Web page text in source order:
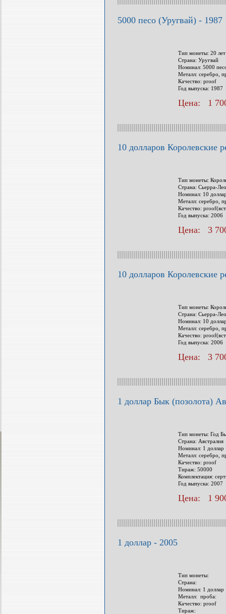
5000 песо (Уругвай) - 1987
Тип монеты: 20
Страна: Уругвай
Номинал: 5000
Металл: серебро,
Качество: proof
Год выпуска: 1987
Цена: 1
10 долларов Королевские
Тип монеты:
Страна: Сьерра-
Номинал: 10
Металл: серебро,
Качество:
Год выпуска: 2006
Цена: 3
10 долларов Королевские
Тип монеты:
Страна: Сьерра-
Номинал: 10
Металл: серебро,
Качество:
Год выпуска: 2006
Цена: 3
1 доллар Бык (позолота)
Тип монеты: Год
Страна: Австралия
Номинал: 1 доллар
Металл: серебро,
Качество: proof
Тираж: 50000
Комплектация:
Год выпуска: 2007
Цена: 1
1 доллар - 2005
Тип монеты:
Страна:
Номинал: 1 доллар
Металл: проба:
Качество: proof
Тираж: